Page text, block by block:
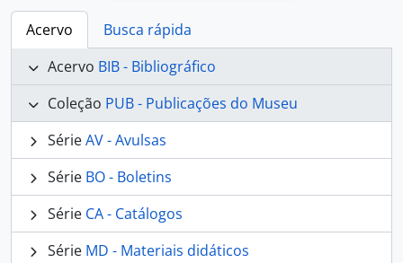
Acervo
Busca rápida
Acervo BIB - Bibliográfico
Coleção PUB - Publicações do Museu
SérieAV - Avulsas
Série BO - Boletins
Série CA - Catálogos
Série MD - Materiais didáticos